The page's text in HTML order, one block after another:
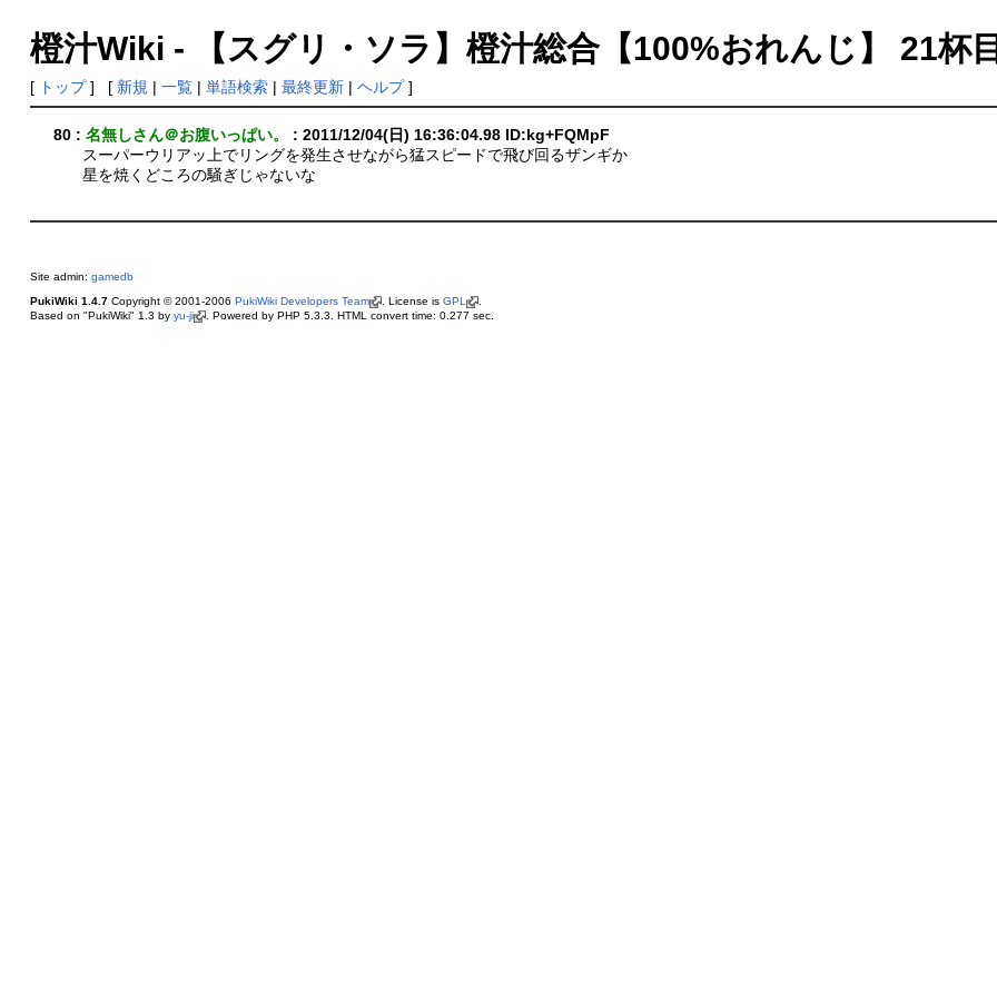
橙汁Wiki - 【スグリ・ソラ】橙汁総合【100%おれんじ】 21杯
[ トップ] [ 新規 | 一覧| 単語検索| 最終更新| ヘルプ]
80 :名無しさん＠お腹いっぱい。
: 2011/12/04(日) 16:36:04.98 ID:kg+FQMpF
スーパーウリアッ上でリングを発生させながら猛スピードで飛び回るザンギか
星を焼くどころの騒ぎじゃないな
Site admin: gamedb
PukiWiki 1.4.7Copyright © 2001-2006 PukiWiki Developers Team . License is GPL
.
Based on "PukiWiki" 1.3 by yu-ji . Powered by PHP 5.3.3. HTML convert time: 0.277 sec.